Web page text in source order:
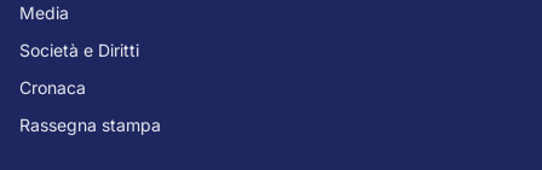
Media
Società e Diritti
Cronaca
Rassegna stampa